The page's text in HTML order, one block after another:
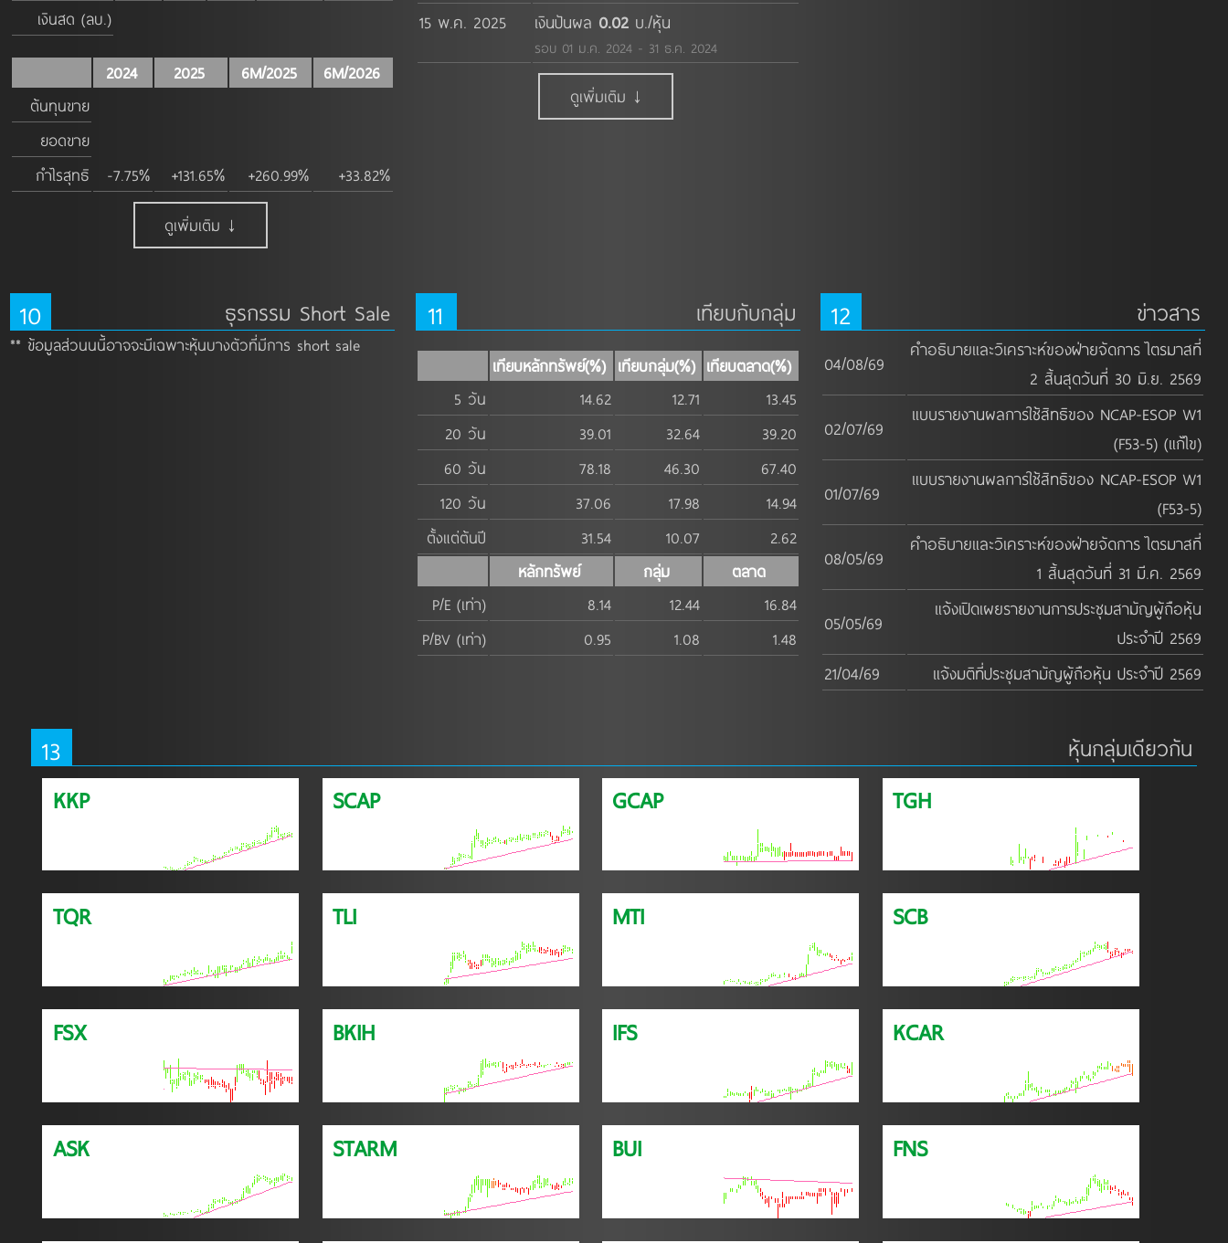
เงินสด (ลบ.)
2024 2025 6M/2025
6M/2026
ต้นทุนขาย
ยอดขาย
กำไรสุทธิ
-7.75% +131.65% +260.99% +33.82%
ดูเพิ่มเติม ↓
15 พ.ค. 2025 เงินปันผล 0.02บ./หุ้น
รอบ 01 ม.ค. 2024 - 31 ธ.ค. 2024
ดูเพิ่มเติม ↓
10 ธุรกรรม Short Sale
** ข้อมูลส่วนนนี้อาจจะมีเฉพาะหุ้นบางตัวที่มีการ short sale
11 เทียบกับกลุ่ม
เทียบหลักทรัพย์(%) เทียบกลุ่ม(%) เทียบตลาด(%)
5 วัน
14.62 12.71
13.45
20 วัน
39.01 32.64
39.20
60 วัน
78.18 46.30
67.40
120 วัน
37.06 17.98
14.94
ตั้งแต่ต้นปี
31.54 10.07
2.62
หลักทรัพย์
กลุ่ม
ตลาด
P/E (เท่า)
8.14 12.44
16.84
P/BV (เท่า)
0.95 1.08 1.48
12 ข่าวสาร
04/08/69
คำอธิบายและวิเคราะห์ของฝ่ายจัดการ ไตรมาสที่
2 สิ้นสุดวันที่ 30 มิ.ย. 2569
02/07/69
แบบรายงานผลการใช้สิทธิของ NCAP-ESOP W1
(F53-5) (แก้ไข)
01/07/69
แบบรายงานผลการใช้สิทธิของ NCAP-ESOP W1
(F53-5)
08/05/69
คำอธิบายและวิเคราะห์ของฝ่ายจัดการ ไตรมาสที่
1 สิ้นสุดวันที่ 31 มี.ค. 2569
05/05/69
แจ้งเปิดเผยรายงานการประชุมสามัญผู้ถือหุ้น
ประจำปี 2569
21/04/69
แจ้งมติที่ประชุมสามัญผู้ถือหุ้น ประจำปี 2569
13 หุ้นกลุ่มเดียวกัน
KKP SCAP GCAP TGH
TQR TLI MTI SCB
FSX BKIH IFS KCAR
ASK STARM BUI FNS